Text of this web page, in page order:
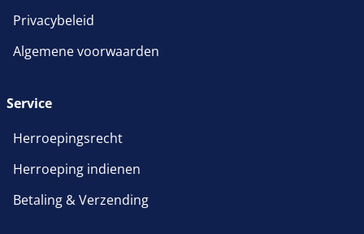
Privacybeleid
Algemene voorwaarden
Service
Herroepingsrecht
Herroeping indienen
Betaling & Verzending